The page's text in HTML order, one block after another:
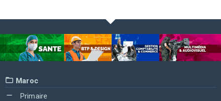
Maroc
Primaire